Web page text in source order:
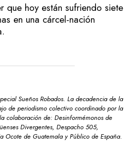
que hoy están sufriendo siete
en una cárcel-nación
Sueños Robados. La decadencia de la
de periodismo colectivo coordinado por la
colaboración de: Desinformémonos de
Divergentes, Despacho 505,
Ocote de Guatemala y Público de España.